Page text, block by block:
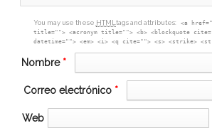
You may use these HTMLtags and attributes:
<a
title=""> <acronym title=""> <b> <blockquote
datetime=""> <em> <i> <q cite=""> <s> <strike>
Nombre *
Correo electrónico *
Web